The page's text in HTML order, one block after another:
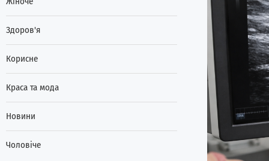
Здоров'я
Корисне
Краса та мода
Новини
Чоловіче